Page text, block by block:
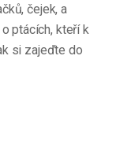
čejek, a
ptácích, kteří k
si zajeďte do